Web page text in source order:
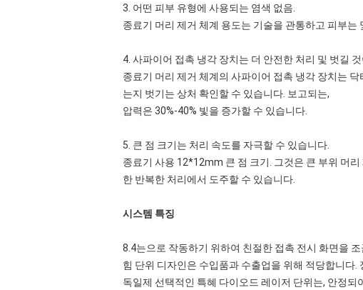
3. 어떤 피부 유형에 사용되는 염색 없음.
종료기 머리 제거 체계 용도는 기술을 관통하고 피부
4. 사파이어 접촉 냉각 장치는 더 안전한 처리 및 벗길
종료기 머리 제거 체계의 사파이어 접촉 냉각 장치는
는지 벗기는 상처 확인할 수 있습니다. 보고되는,
압력은 30%-40% 빛을 증가할 수 있습니다.
5. 큰 점 크기는 처리 속도를 자극할 수 있습니다.
종료기 사용 12*12mm 큰 점 크기. 그것은 큰 부위 머
한 반복한 처리에서 도주할 수 있습니다.
시스템 특징
8.4는으로 작동하기 위하여 친절한 접촉 전시 화면을
힘 단위 디자인은 수입품과 수출업을 위해 적당합니다.
독일제 선택적인 특혜 다이오드 레이저 단위는, 안정되